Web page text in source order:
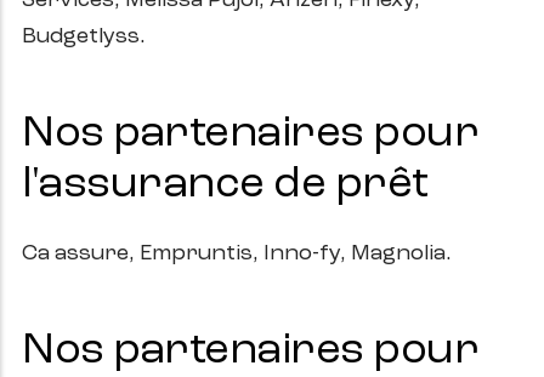
Budgetlyss.
Nos partenaires pour
l'assurance de prêt
Ca assure, Empruntis, Inno-fy, Magnolia.
Nos partenaires pour